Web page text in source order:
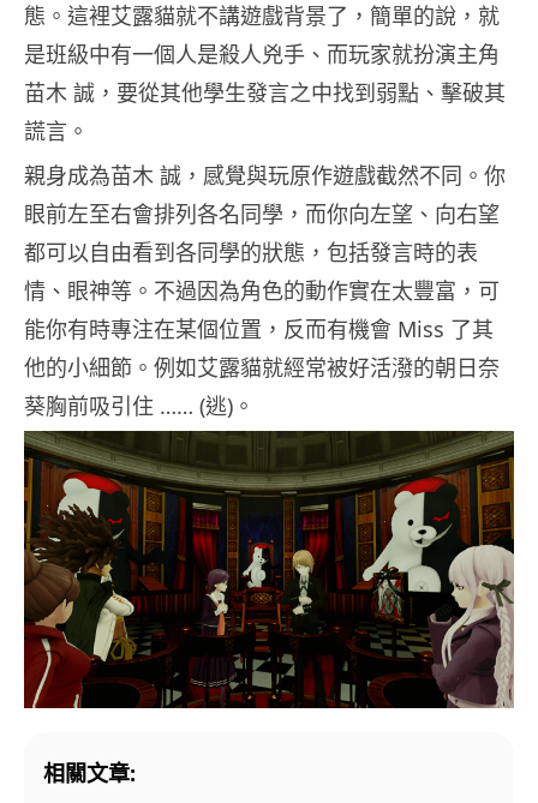
態。這裡艾露貓就不講遊戲背景了，簡單的說，就
是班級中有一個人是殺人兇手、而玩家就扮演主角
苗木 誠，要從其他學生發言之中找到弱點、擊破其
謊言。
親身成為苗木 誠，感覺與玩原作遊戲截然不同。你
眼前左至右會排列各名同學，而你向左望、向右望
都可以自由看到各同學的狀態，包括發言時的表
情、眼神等。不過因為角色的動作實在太豐富，可
能你有時專注在某個位置，反而有機會 Miss 了其
他的小細節。例如艾露貓就經常被好活潑的朝日奈
葵胸前吸引住 …… (逃)。
相關文章: